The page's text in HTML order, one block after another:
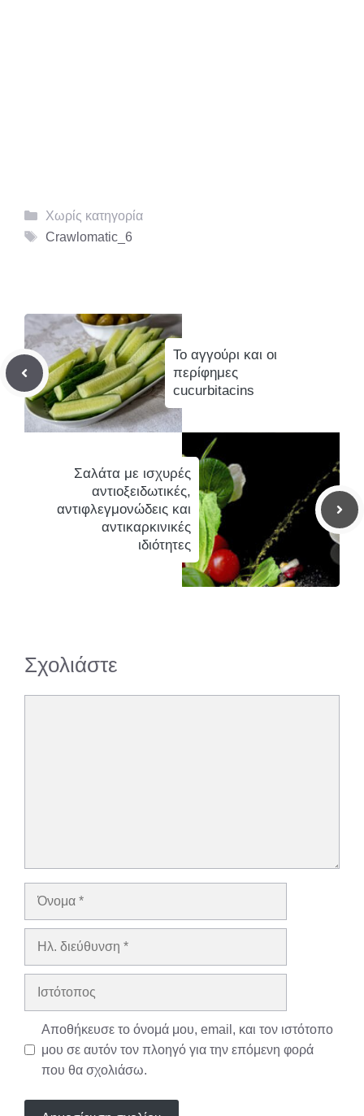
Κατηγορίες
Χωρίς κατηγορία
Ετικέτες
Crawlomatic_6
Το αγγούρι και οι
περίφημες
cucurbitacins
Σαλάτα με ισχυρές
αντιοξειδωτικές,
αντιφλεγμονώδεις και
αντικαρκινικές
ιδιότητες
Σχολιάστε
Όνομα
Ηλ.
Ιστότοπος
Αποθήκευσε το όνομά μου, email, και τον ιστότοπο
μου σε αυτόν τον πλοηγό για την επόμενη φορά
που θα σχολιάσω.